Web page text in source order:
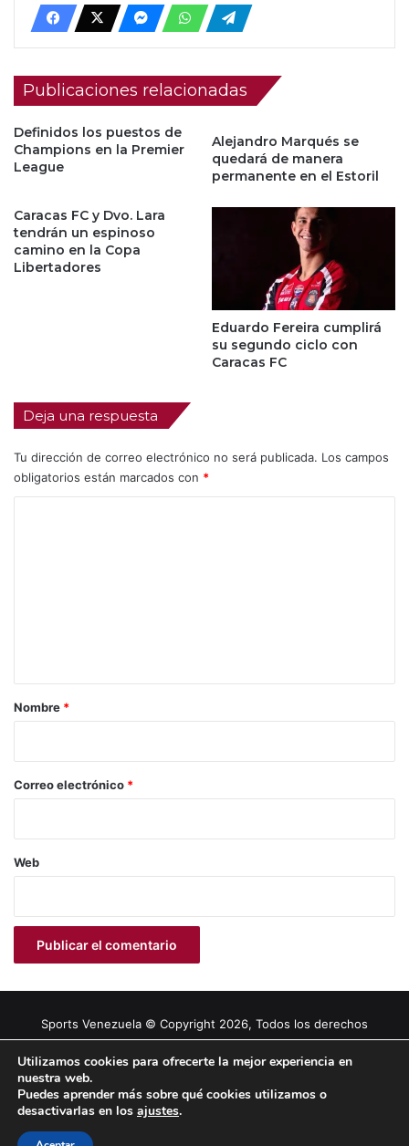
Publicaciones relacionadas
Definidos los puestos de
Champions en la Premier
League
Alejandro Marqués se
quedará de manera
permanente en el Estoril
Caracas FC y Dvo. Lara
tendrán un espinoso
camino en la Copa
Libertadores
Eduardo Fereira cumplirá
su segundo ciclo con
Caracas FC
Deja una respuesta
Tu dirección de correo electrónico no será publicada. Los campos
obligatorios están marcados con *
r
*
Nombre *
Correo electrónico *
Web
Sports Venezuela © Copyright 2026, Todos los derechos
Facebook
X YouTubeInstagram
Utilizamos cookies para ofrecerte la mejor experiencia en
nuestra web.
Puedes aprender más sobre qué cookies utilizamos o
desactivarlas en los ajustes.